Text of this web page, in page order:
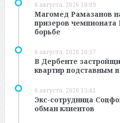
6 августа, 2026 18:09
Магомед Рамазанов
призеров чемпионата
борьбе
6 августа, 2026 16:57
В Дербенте
квартир подставным
6 августа, 2026 15:41
Экс-сотрудница
обман клиентов